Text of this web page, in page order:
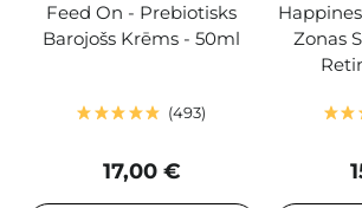
Feed On - Prebiotisks
Barojošs Krēms - 50ml
493
17,00 €
Zonas